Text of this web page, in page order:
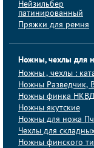
Нейзильбер
патинированный
Пряжки для ремня
Ножны, чехлы для
Ножны , чехлы :
Ножны Разведчик,
Ножны финка НКВД
Ножны якутские
Ножны для ножа
Чехлы для
Ножны финского